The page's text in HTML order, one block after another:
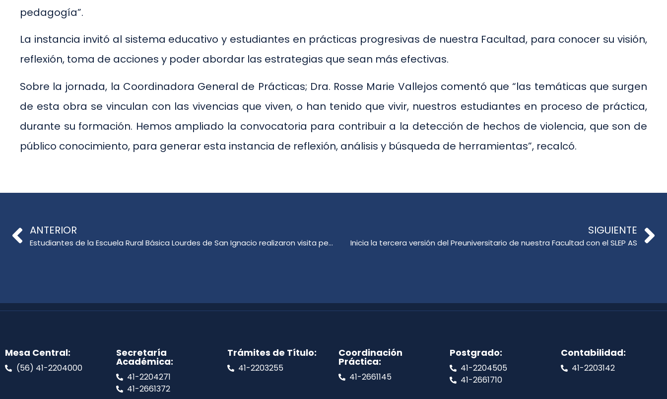
pedagogía”.
La instancia invitó al sistema educativo y estudiantes en prácticas progresivas de nuestra Facultad, para conocer su visión,
reflexión, toma de acciones y poder abordar las estrategias que sean más efectivas.
Sobre la jornada, la Coordinadora General de Prácticas; Dra. Rosse Marie Vallejos comentó que “las temáticas que surgen
de esta obra se vinculan con las vivencias que viven, o han tenido que vivir, nuestros estudiantes en proceso de práctica,
durante su formación. Hemos ampliado la convocatoria para contribuir a la detección de hechos de violencia, que son de
público conocimiento, para generar esta instancia de reflexión, análisis y búsqueda de herramientas”, recalcó.
ANTERIOR
Estudiantes de la Escuela Rural Básica Lourdes de San Ignacio realizaron visita pedagógica a Universidad de Concepción
SIGUIENTE
Inicia la tercera versión del Preuniversitario de nuestra Facultad con el SLEP AS
Mesa Central:
(56) 41-2204000
Secretaría
Académica:
41-2204271
41-2661372
Trámites de Título:
41-2203255
Coordinación
Práctica:
41-2661145
Postgrado:
41-2204505
41-2661710
Contabilidad:
41-2203142